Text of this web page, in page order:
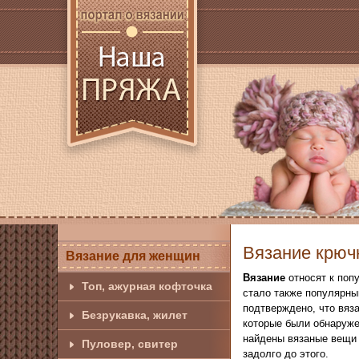
Вязание для женщин
Топ, ажурная кофточка
Безрукавка, жилет
Пуловер, свитер
Вязание
Вязание относят к
стало также
подтверждено, что
которые были
найдены вязаные вещи
задолго до этого.